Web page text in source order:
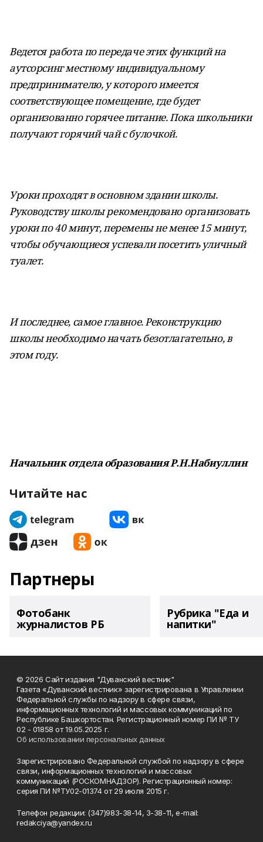
Ведется работа по передаче этих функций на
аутсорсинг местному индивидуальному
предпринимателю, у которого имеется
соответствующее помещение, где будет
организованно горячее питание. Пока школьники
получают горячий чай с булочкой.
Уроки проходят в основном здании школы.
Руководству школы рекомендовано организовать
уроки по 40 минут, перемены не менее 15 минут,
чтобы обучающиеся успевали посетить уличный
туалет.
И последнее, самое главное. Реконструкцию
школы необходимо начать безотлагательно, в
этом году.
Начальник отдела образования Р.Н.Набиуллин
Читайте нас
Партнеры
Фотобанк
журналистов РБ
Рубрика "Еда и
напитки"
© 2026 Сайт издания "Дуванский вестник"
Газета «Дуванский вестник» зарегистрирована в Управлении
Федеральной службы по надзору в сфере связи,
информационных технологий и массовых коммуникаций по
Республике Башкортостан. Регистрационный номер ПИ № ТУ
02 - 01858 от 19.05.2025 г.
Об использовании персональных данных
Зарегистрировано Федеральной службой по надзору в сфере
связи, информационных технологий и массовых
коммуникаций (РОСКОМНАДЗОР). Регистрационный номер:
серия ПИ №ТУ02-01374 от 29 июля 2015 г.
Телефон редакции: (347)983-38-14, 3-38-11, e-mail:
redakciya@yandex.ru